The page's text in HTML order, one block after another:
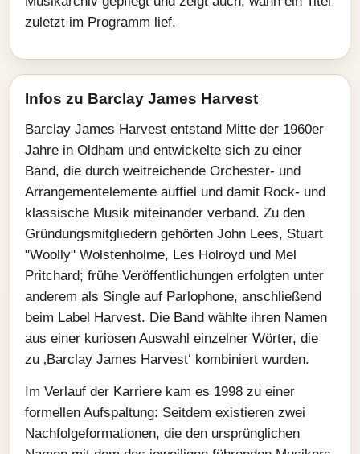
zuletzt im Programm lief.
Infos zu Barclay James Harvest
Barclay James Harvest entstand Mitte der 1960er
Jahre in Oldham und entwickelte sich zu einer
Band, die durch weitreichende Orchester- und
Arrangementelemente auffiel und damit Rock- und
klassische Musik miteinander verband. Zu den
Gründungsmitgliedern gehörten John Lees, Stuart
"Woolly" Wolstenholme, Les Holroyd und Mel
Pritchard; frühe Veröffentlichungen erfolgten unter
anderem als Single auf Parlophone, anschließend
beim Label Harvest. Die Band wählte ihren Namen
aus einer kuriosen Auswahl einzelner Wörter, die
zu ‚Barclay James Harvest‘ kombiniert wurden.
Im Verlauf der Karriere kam es 1998 zu einer
formellen Aufspaltung: Seitdem existieren zwei
Nachfolgeformationen, die den ursprünglichen